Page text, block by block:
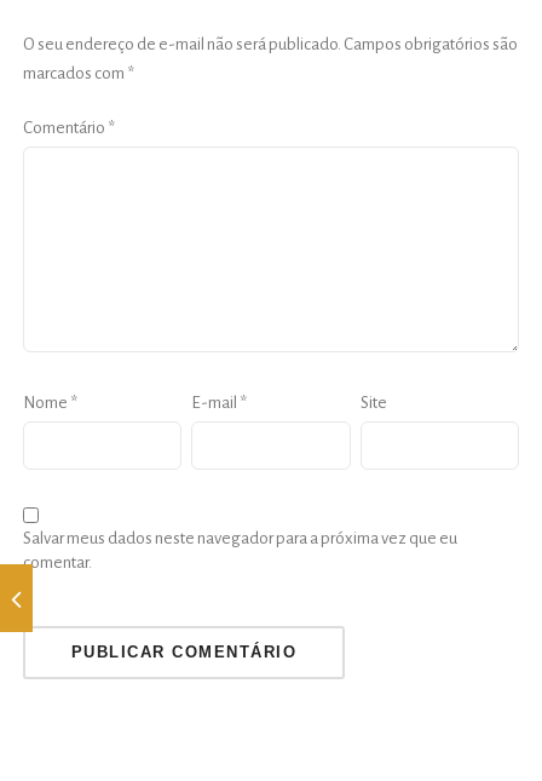
O seu endereço de e-mail não será publicado. Campos obrigatórios são
marcados com *
Comentário *
Nome * E-mail * Site
Salvar meus dados neste navegador para a próxima vez que eu
comentar.